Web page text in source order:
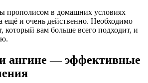
прополисом в домашних условиях
ещё и очень действенно. Необходимо
который вам больше всего подходит, и
ангине — эффективные